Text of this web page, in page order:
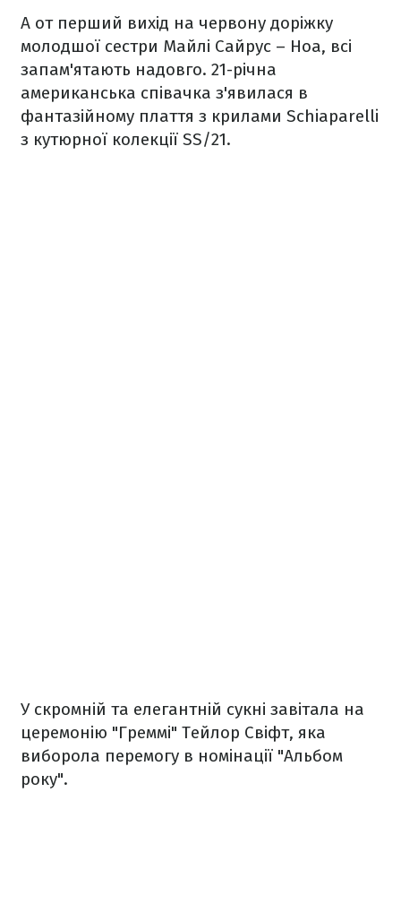
А от перший вихід на червону доріжку
молодшої сестри Майлі Сайрус – Ноа, всі
запам'ятають надовго. 21-річна
американська співачка з'явилася в
фантазійному плаття з крилами Schiaparelli
з кутюрної колекції SS/21.
У скромній та елегантній сукні завітала на
церемонію "Греммі" Тейлор Свіфт, яка
виборола перемогу в номінації "Альбом
року".